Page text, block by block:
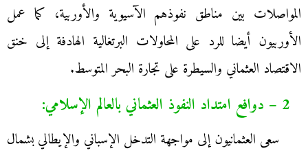
المواصلات بين مناطق نفوذهم الآسيوية والأوربية، كما عمل
الأوربيون أيضا للرد على المحاولات البرتغالية الهادفة إلى خنق
الاقتصاد العثماني والسيطرة على تجارة البحر المتوسط.
2 – دوافع امتداد النفوذ العثماني بالعالم الإسلامي:
سعى العثمانيون إلى مواجهة التدخل الإسباني والإيطالي بشمال